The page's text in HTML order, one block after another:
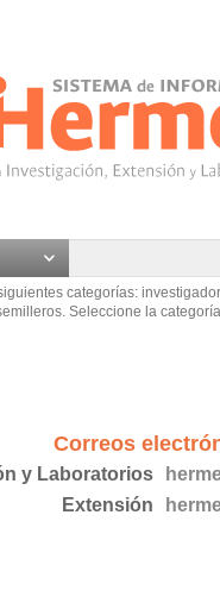
categorías:
Seleccione la
Correos
y Laboratorios
Extensión